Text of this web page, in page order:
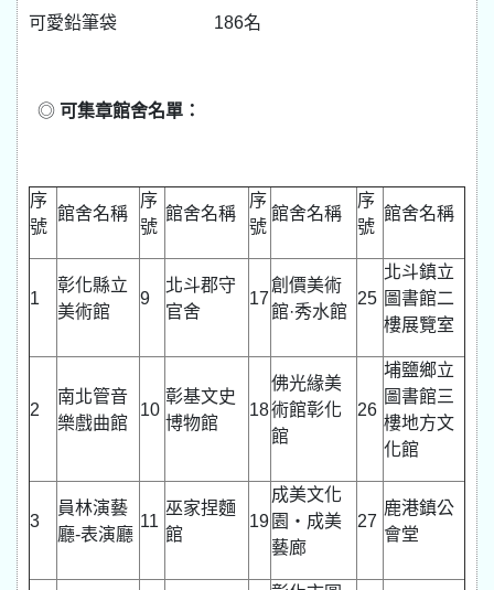
可愛鉛筆袋 186名
◎ 可集章館舍名單：
序
號
館舍名稱
序
號
館舍名稱
序
號
館舍名稱
序
號
館舍名稱
1
彰化縣立
美術館
9
北斗郡守
官舍
17
創價美術
館·秀水館
25
北斗鎮立
圖書館二
樓展覽室
2
南北管音
樂戲曲館
10
彰基文史
博物館
18
佛光緣美
術館彰化
館
26
埔鹽鄉立
圖書館三
樓地方文
化館
3
員林演藝
廳-表演廳
11
巫家捏麵
館
19
成美文化
園‧成美
藝廊
27
鹿港鎮公
會堂